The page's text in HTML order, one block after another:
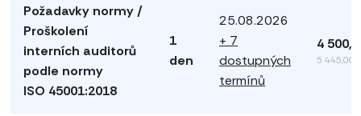
Požadavky normy /
Proškolení
interních auditorů
podle normy
ISO 45001:2018
1
den
25.08.2026
+ 7
dostupných
termínů
4
5 445,00